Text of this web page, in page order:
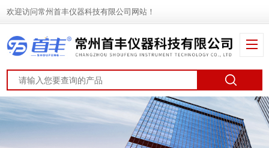
欢迎访问常州首丰仪器科技有限公司网站！